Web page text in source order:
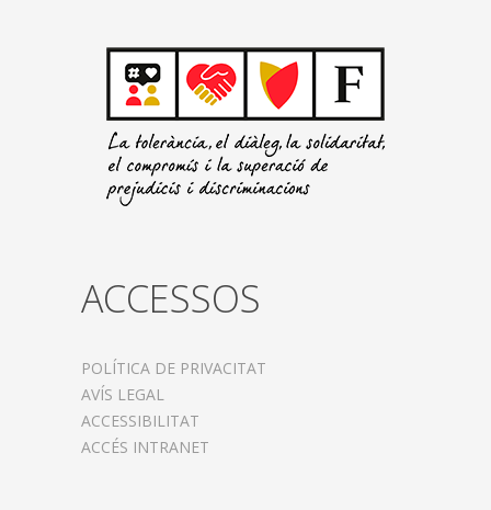
ACCESSOS
POLÍTICA DE PRIVACITAT
AVÍS LEGAL
ACCESSIBILITAT
ACCÉS INTRANET